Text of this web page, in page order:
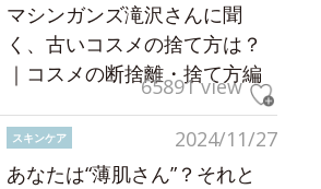
マシンガンズ滝沢さんに聞
く、古いコスメの捨て方は？
｜コスメの断捨離・捨て方編
65891 view
2024/11/27
スキンケア
あなたは“薄肌さん”？それと